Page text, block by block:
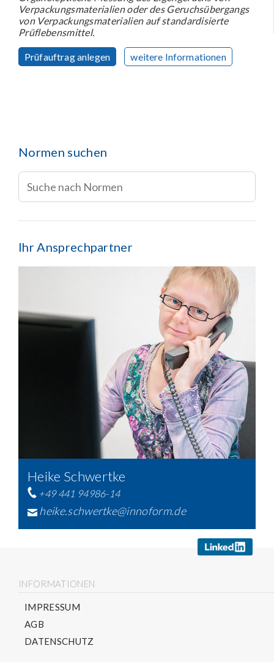
Verpackungsmaterialien oder des Geruchsübergangs
von Verpackungsmaterialien auf standardisierte
Prüflebensmittel.
Prüfauftrag anlegen weitere Informationen
Normen suchen
Ihr Ansprechpartner
Heike Schwertke
+49 441 94986-14
heike.schwertke@innoform.de
INFORMATIONEN
IMPRESSUM
AGB
DATENSCHUTZ